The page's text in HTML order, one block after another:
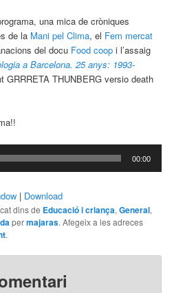
una mica de cròniques
de la Mani pel Clima, el Fem mercat
del docu Food coopi l’assaig
a Barcelona. 25 anys: 1993-
GRRRETA THUNBERG versio death
00:00
| Download
dins de Educació i criança,General,
permajaras. Afegeix a les adreces
.